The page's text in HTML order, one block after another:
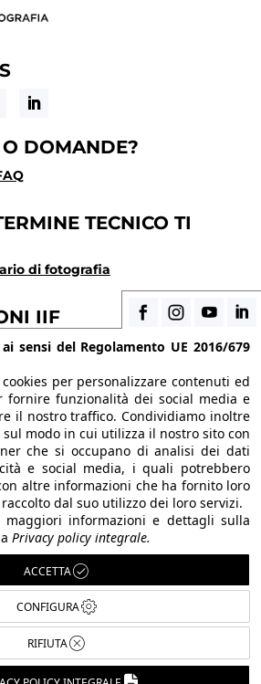
DOMANDE?
TECNICO TI
di fotografia
IIF
di essere uno studente di IIF
Italiano di Fotografia® srl, Via
20139 Milano | Tel 02/58107623 -
02/58107139
| PECiifmilano@pec.it | REA
sociale € 10.400,00 I.V.
sito sono utilizzate su licenza dei
Powered byShareNow!.
English
sensi del Regolamento UE 2016/679
per personalizzare contenuti ed
fornire funzionalità dei social media e
il nostro traffico. Condividiamo inoltre
modo in cui utilizza il nostro sito con
che si occupano di analisi dei dati
e social media, i quali potrebbero
altre informazioni che ha fornito loro
dal suo utilizzo dei loro servizi.
maggiori informazioni e dettagli sulla
Privacy policy integrale.
ACCETTA
CONFIGURA
RIFIUTA